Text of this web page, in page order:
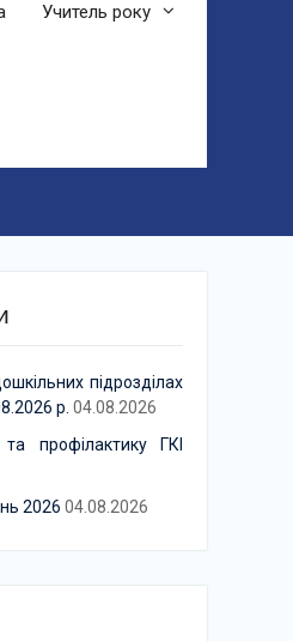
Учитель року
підрозділах
р. 04.08.2026
профілактику ГКІ
2026 04.08.2026